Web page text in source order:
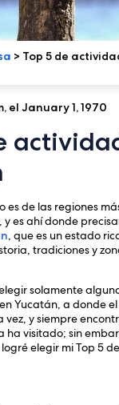
> Top 5 de
el January 1, 1970
es de las regiones
es ahí donde
, que es un estado
tradiciones y
solamente
Yucatán, a donde
vez, y siempre
ha visitado; sin
elegir mi Top 5